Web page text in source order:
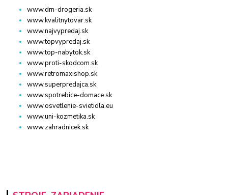
www.dm-drogeria.sk
www.kvalitnytovar.sk
www.najvypredaj.sk
www.topvypredaj.sk
www.top-nabytok.sk
www.proti-skodcom.sk
www.retromaxishop.sk
www.superpredajca.sk
www.spotrebice-domace.sk
www.osvetlenie-svietidla.eu
www.uni-kozmetika.sk
www.zahradnicek.sk